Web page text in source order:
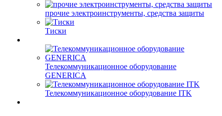
прочие электроинструменты, средства защиты
Тиски
Телекоммуникационное оборудование
GENERICA
Телекоммуникационное оборудование ITK